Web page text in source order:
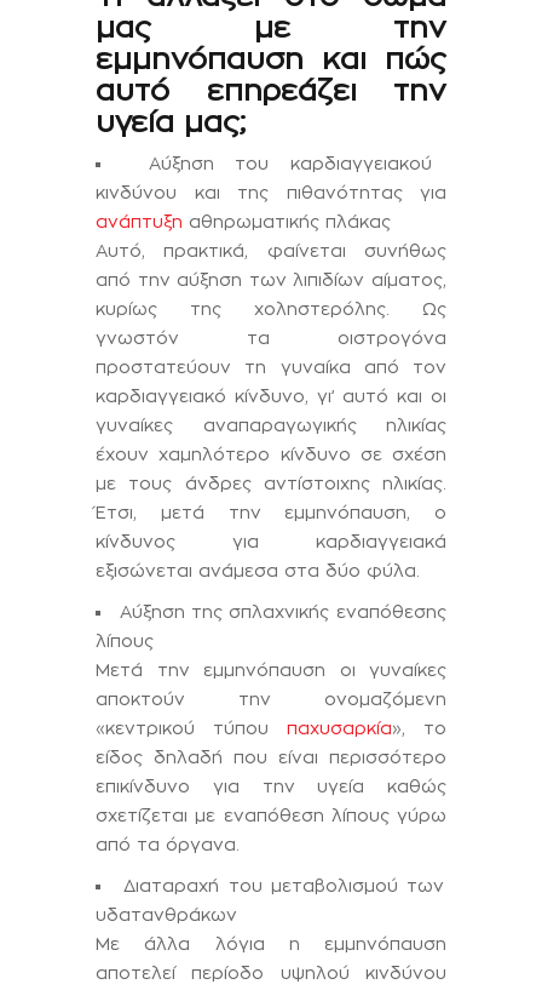
μας με την
εμμηνόπαυση και πώς
αυτό επηρεάζει την
υγεία μας;
Αύξηση του καρδιαγγειακού
κινδύνου και της πιθανότητας για
ανάπτυξη αθηρωματικής πλάκας
Αυτό, πρακτικά, φαίνεται συνήθως
από την αύξηση των λιπιδίων αίματος,
κυρίως της χοληστερόλης. Ως
γνωστόν τα οιστρογόνα
προστατεύουν τη γυναίκα από τον
καρδιαγγειακό κίνδυνο, γι’ αυτό και οι
γυναίκες αναπαραγωγικής ηλικίας
έχουν χαμηλότερο κίνδυνο σε σχέση
με τους άνδρες αντίστοιχης ηλικίας.
Έτσι, μετά την εμμηνόπαυση, ο
κίνδυνος για καρδιαγγειακά
εξισώνεται ανάμεσα στα δύο φύλα.
Αύξηση της σπλαχνικής εναπόθεσης
λίπους
Μετά την εμμηνόπαυση οι γυναίκες
αποκτούν την ονομαζόμενη
«κεντρικού τύπου παχυσαρκία», το
είδος δηλαδή που είναι περισσότερο
επικίνδυνο για την υγεία καθώς
σχετίζεται με εναπόθεση λίπους γύρω
από τα όργανα.
Διαταραχή του μεταβολισμού των
υδατανθράκων
Με άλλα λόγια η εμμηνόπαυση
αποτελεί περίοδο υψηλού κινδύνου